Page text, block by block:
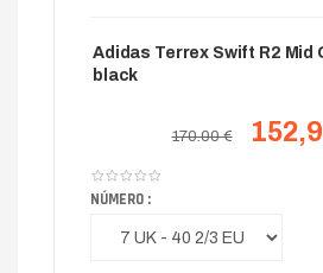
Adidas Terrex Swift R2 Mid
black
170.00 €
NÚMERO :